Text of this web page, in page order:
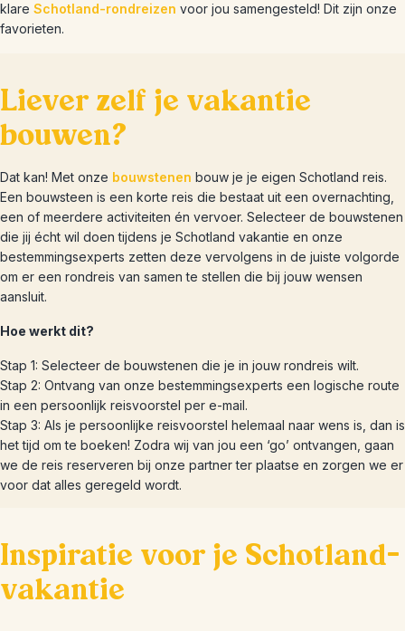
klare Schotland-rondreizen voor jou samengesteld! Dit zijn onze
favorieten.
Liever zelf je vakantie
bouwen?
Dat kan! Met onze bouwstenen bouw je je eigen Schotland reis.
Een bouwsteen is een korte reis die bestaat uit een overnachting,
een of meerdere activiteiten én vervoer. Selecteer de bouwstenen
die jij écht wil doen tijdens je Schotland vakantie en onze
bestemmingsexperts zetten deze vervolgens in de juiste volgorde
om er een rondreis van samen te stellen die bij jouw wensen
aansluit.
Hoe werkt dit?
Stap 1: Selecteer de bouwstenen die je in jouw rondreis wilt.
Stap 2: Ontvang van onze bestemmingsexperts een logische route
in een persoonlijk reisvoorstel per e-mail.
Stap 3: Als je persoonlijke reisvoorstel helemaal naar wens is, dan is
het tijd om te boeken! Zodra wij van jou een ‘go’ ontvangen, gaan
we de reis reserveren bij onze partner ter plaatse en zorgen we er
voor dat alles geregeld wordt.
Inspiratie voor je Schotland-
vakantie